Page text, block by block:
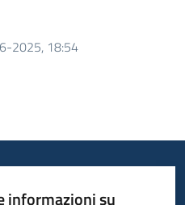
2025, 18:54
informazioni su